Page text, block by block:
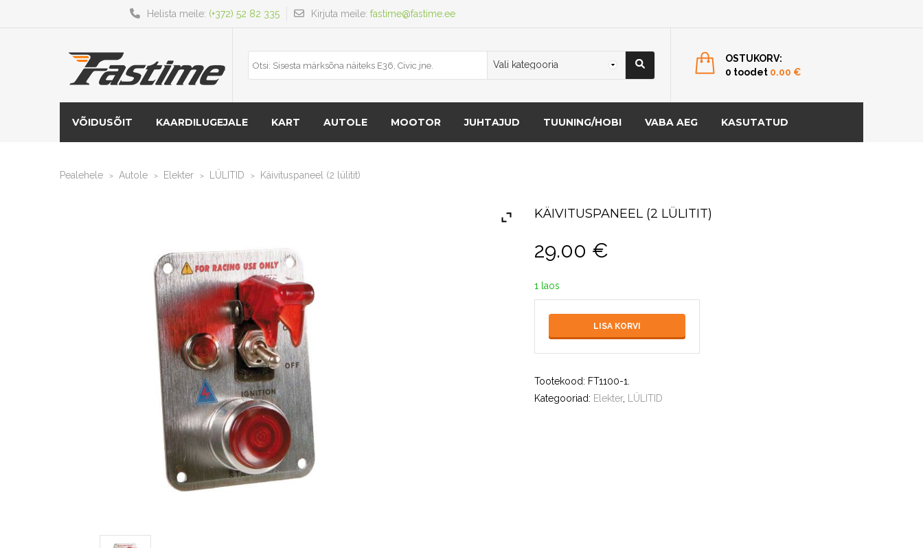
Kirjuta meile: fastime@fastime.ee
Helista meile: (+372) 52 82 335
OSTUKORV:
0 toodet 0.00 €
VÕIDUSÕIT KAARDILUGEJALE KART AUTOLE MOOTOR JUHTAJUD TUUNING/HOBI VABA AEG KASUTATUD
Pealehele > Autole > Elekter > LÜLITID > Käivituspaneel (2 lülitit)
KÄIVITUSPANEEL (2 LÜLITIT)
29.00 €
1 laos
LISA KORVI
Tootekood: FT1100-1
Kategooriad: Elekter, LÜLITID